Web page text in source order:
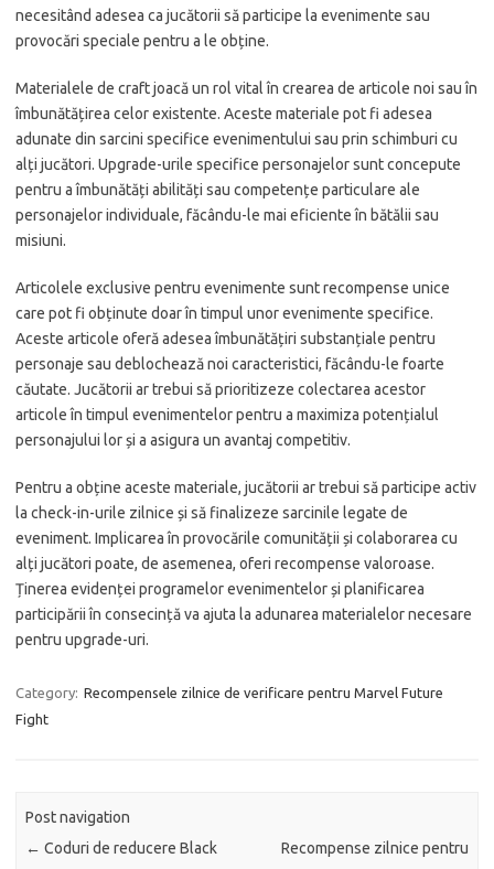
necesitând adesea ca jucătorii să participe la evenimente sau
provocări speciale pentru a le obține.
Materialele de craft joacă un rol vital în crearea de articole noi sau în
îmbunătățirea celor existente. Aceste materiale pot fi adesea
adunate din sarcini specifice evenimentului sau prin schimburi cu
alți jucători. Upgrade-urile specifice personajelor sunt concepute
pentru a îmbunătăți abilități sau competențe particulare ale
personajelor individuale, făcându-le mai eficiente în bătălii sau
misiuni.
Articolele exclusive pentru evenimente sunt recompense unice
care pot fi obținute doar în timpul unor evenimente specifice.
Aceste articole oferă adesea îmbunătățiri substanțiale pentru
personaje sau deblochează noi caracteristici, făcându-le foarte
căutate. Jucătorii ar trebui să prioritizeze colectarea acestor
articole în timpul evenimentelor pentru a maximiza potențialul
personajului lor și a asigura un avantaj competitiv.
Pentru a obține aceste materiale, jucătorii ar trebui să participe activ
la check-in-urile zilnice și să finalizeze sarcinile legate de
eveniment. Implicarea în provocările comunității și colaborarea cu
alți jucători poate, de asemenea, oferi recompense valoroase.
Ținerea evidenței programelor evenimentelor și planificarea
participării în consecință va ajuta la adunarea materialelor necesare
pentru upgrade-uri.
Category: Recompensele zilnice de verificare pentru Marvel Future
Fight
Post navigation
← Coduri de reducere Black
Recompense zilnice pentru